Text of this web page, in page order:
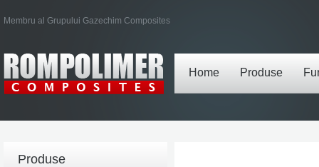
Home Produse
Membru al Grupului Gazechim Composites
Produse